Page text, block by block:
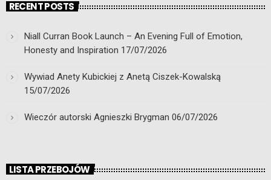
RECENT POSTS
Niall Curran Book Launch – An Evening Full of Emotion,
Honesty and Inspiration 17/07/2026
Wywiad Anety Kubickiej z Anetą Ciszek-Kowalską
15/07/2026
Wieczór autorski Agnieszki Brygman 06/07/2026
LISTA PRZEBOJÓW